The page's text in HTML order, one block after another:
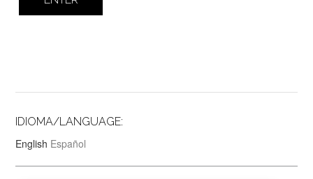
IDIOMA/LANGUAGE:
English Español